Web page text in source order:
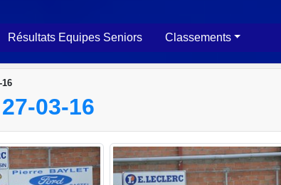
Résultats Equipes Seniors Classements
03-16